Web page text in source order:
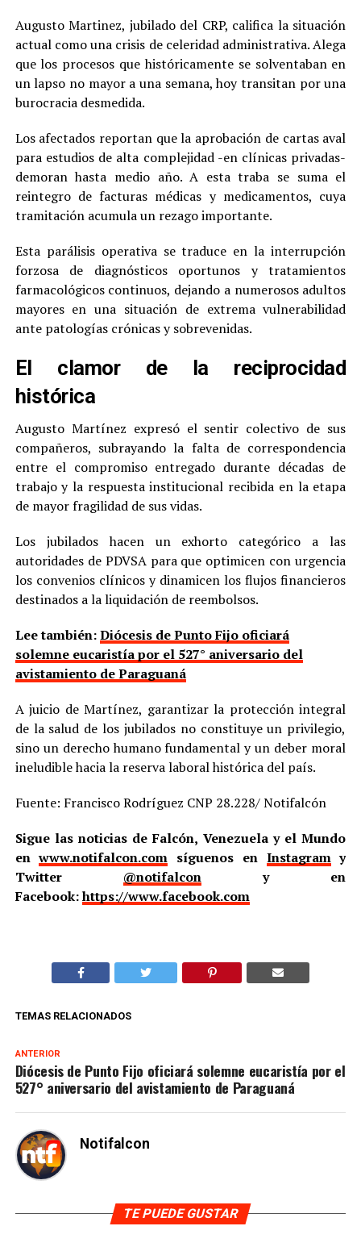
Augusto Martinez, jubilado del CRP, califica la situación
actual como una crisis de celeridad administrativa. Alega
que los procesos que históricamente se solventaban en
un lapso no mayor a una semana, hoy transitan por una
burocracia desmedida.
Los afectados reportan que la aprobación de cartas aval
para estudios de alta complejidad -en clínicas privadas-
demoran hasta medio año. A esta traba se suma el
reintegro de facturas médicas y medicamentos, cuya
tramitación acumula un rezago importante.
Esta parálisis operativa se traduce en la interrupción
forzosa de diagnósticos oportunos y tratamientos
farmacológicos continuos, dejando a numerosos adultos
mayores en una situación de extrema vulnerabilidad
ante patologías crónicas y sobrevenidas.
El clamor de la reciprocidad
histórica
Augusto Martínez expresó el sentir colectivo de sus
compañeros, subrayando la falta de correspondencia
entre el compromiso entregado durante décadas de
trabajo y la respuesta institucional recibida en la etapa
de mayor fragilidad de sus vidas.
Los jubilados hacen un exhorto categórico a las
autoridades de PDVSA para que optimicen con urgencia
los convenios clínicos y dinamicen los flujos financieros
destinados a la liquidación de reembolsos.
Lee también:Diócesis de Punto Fijo oficiará
solemne eucaristía por el 527° aniversario del
avistamiento de Paraguaná
A juicio de Martínez, garantizar la protección integral
de la salud de los jubilados no constituye un privilegio,
sino un derecho humano fundamental y un deber moral
ineludible hacia la reserva laboral histórica del país.
Fuente: Francisco Rodríguez CNP 28.228/ Notifalcón
Sigue las noticias de Falcón, Venezuela y el Mundo
enwww.notifalcon.com síguenos en Instagramy
Twitter @notifalcony en
Facebook:https://www.facebook.com
TEMAS RELACIONADOS
ANTERIOR
Diócesis de Punto Fijo oficiará solemne eucaristía por el
527° aniversario del avistamiento de Paraguaná
Notifalcon
TE PUEDE GUSTAR